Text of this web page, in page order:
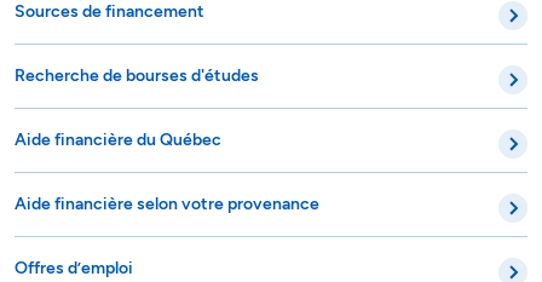
Sources de financement
Recherche de bourses d'études
Aide financière du Québec
Aide financière selon votre provenance
Offres d’emploi